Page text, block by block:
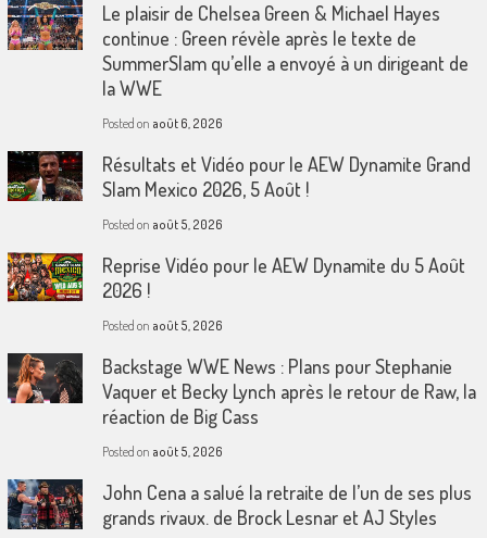
Le plaisir de Chelsea Green & Michael Hayes
continue : Green révèle après le texte de
SummerSlam qu’elle a envoyé à un dirigeant de
la WWE
Posted on août 6, 2026
Résultats et Vidéo pour le AEW Dynamite Grand
Slam Mexico 2026, 5 Août !
Posted on août 5, 2026
Reprise Vidéo pour le AEW Dynamite du 5 Août
2026 !
Posted on août 5, 2026
Backstage WWE News : Plans pour Stephanie
Vaquer et Becky Lynch après le retour de Raw, la
réaction de Big Cass
Posted on août 5, 2026
John Cena a salué la retraite de l’un de ses plus
grands rivaux. de Brock Lesnar et AJ Styles